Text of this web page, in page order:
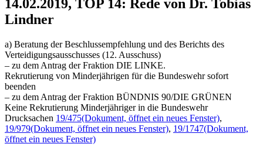
14.02.2019, TOP 14: Rede von Dr. Tobias
Lindner
a) Beratung der Beschlussempfehlung und des Berichts des
Verteidigungsausschusses (12. Ausschuss)
– zu dem Antrag der Fraktion DIE LINKE.
Rekrutierung von Minderjährigen für die Bundeswehr sofort
beenden
– zu dem Antrag der Fraktion BÜNDNIS 90/DIE GRÜNEN
Keine Rekrutierung Minderjähriger in die Bundeswehr
Drucksachen 19/475(Dokument, öffnet ein neues Fenster),
19/979(Dokument, öffnet ein neues Fenster), 19/1747(Dokument,
öffnet ein neues Fenster)